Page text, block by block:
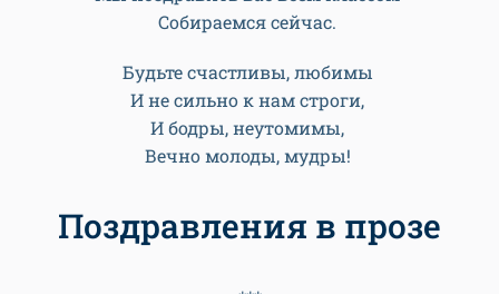
Собираемся сейчас.
Будьте счастливы, любимы
И не сильно к нам строги,
И бодры, неутомимы,
Вечно молоды, мудры!
Поздравления в прозе